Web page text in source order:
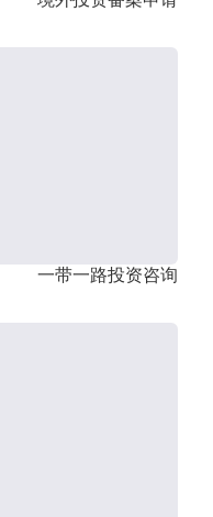
一带一路投资咨询